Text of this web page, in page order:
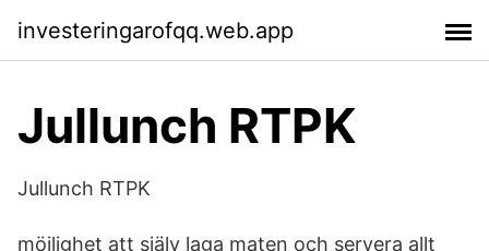
investeringarofqq.web.app
Jullunch RTPK
Jullunch RTPK
möjlighet att själv laga maten och servera allt